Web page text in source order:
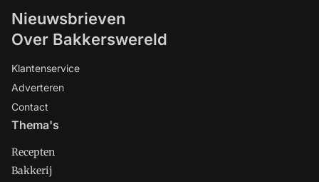
Nieuwsbrieven
Over Bakkerswereld
Klantenservice
Adverteren
Contact
Thema's
Recepten
Bakkerij